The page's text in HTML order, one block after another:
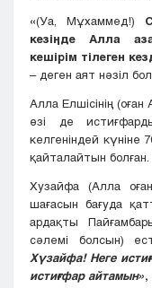
«(Уа, Мұхаммед!)
кезіңде Алла
кешірім тілеген
– деген аят нәзіл
Алла Елшісінің
өзі де
келгеніндей күніне
қайталайтын болған.
Хузайфа (Алла
шағасын бағуда
ардақты
сәлемі болсын)
Хүзайфа! Неге
истиғфар айтамын»,